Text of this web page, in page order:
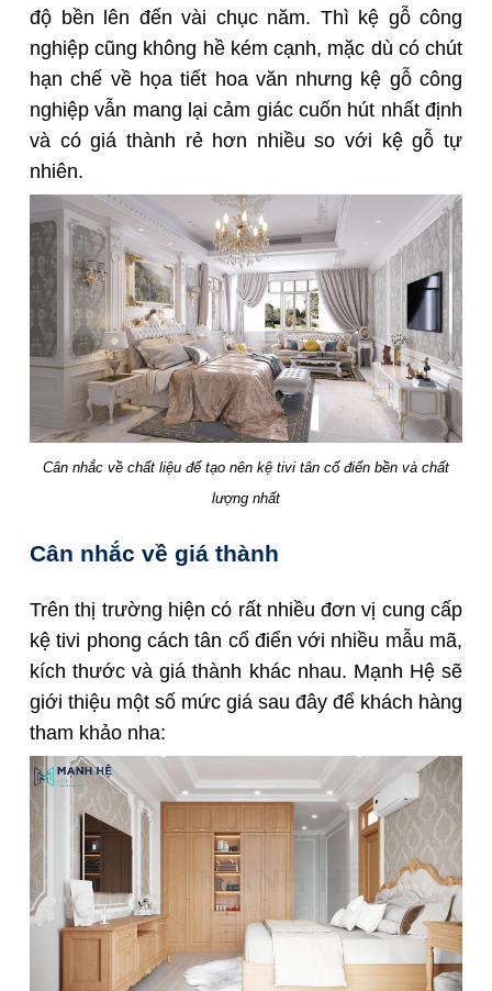
độ bền lên đến vài chục năm. Thì kệ gỗ công
nghiệp cũng không hề kém cạnh, mặc dù có chút
hạn chế về họa tiết hoa văn nhưng kệ gỗ công
nghiệp vẫn mang lại cảm giác cuốn hút nhất định
và có giá thành rẻ hơn nhiều so với kệ gỗ tự
nhiên.
Cân nhắc về chất liệu để tạo nên kệ tivi tân cổ điển bền và chất
lượng nhất
Cân nhắc về giá thành
Trên thị trường hiện có rất nhiều đơn vị cung cấp
kệ tivi phong cách tân cổ điển với nhiều mẫu mã,
kích thước và giá thành khác nhau. Mạnh Hệ sẽ
giới thiệu một số mức giá sau đây để khách hàng
tham khảo nha: